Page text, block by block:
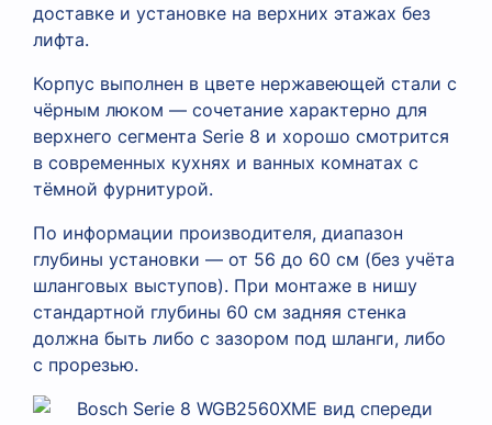
доставке и установке на верхних этажах без
лифта.
Корпус выполнен в цвете нержавеющей стали с
чёрным люком — сочетание характерно для
верхнего сегмента Serie 8 и хорошо смотрится
в современных кухнях и ванных комнатах с
тёмной фурнитурой.
По информации производителя, диапазон
глубины установки — от 56 до 60 см (без учёта
шланговых выступов). При монтаже в нишу
стандартной глубины 60 см задняя стенка
должна быть либо с зазором под шланги, либо
с прорезью.